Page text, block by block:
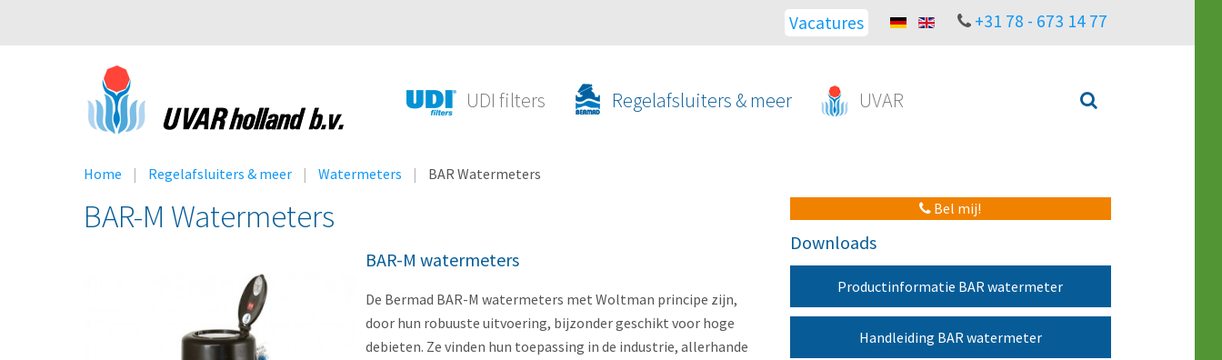
Vacatures +31 78 - 673 14 77
UDI filters Regelafsluiters & meer UVAR
Home Regelafsluiters & meer Watermeters BAR Watermeters
BAR-M Watermeters
BAR-M watermeters
De Bermad BAR-M watermeters met Woltman principe zijn,
door hun robuuste uitvoering, bijzonder geschikt voor hoge
debieten. Ze vinden hun toepassing in de industrie, allerhande
Bel mij!
Downloads
Productinformatie BAR watermeter
Handleiding BAR watermeter